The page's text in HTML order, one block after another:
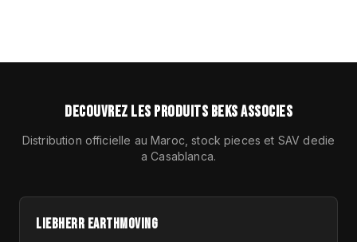
DECOUVREZ LES PRODUITS BEKS ASSOCIES
Distribution officielle au Maroc, stock pieces et SAV dedie
a Casablanca.
LIEBHERR EARTHMOVING